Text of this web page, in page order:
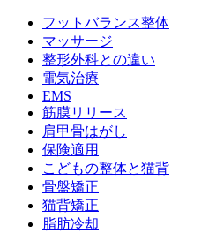
フットバランス整体
マッサージ
整形外科との違い
電気治療
EMS
筋膜リリース
肩甲骨はがし
保険適用
こどもの整体と猫背
骨盤矯正
猫背矯正
脂肪冷却